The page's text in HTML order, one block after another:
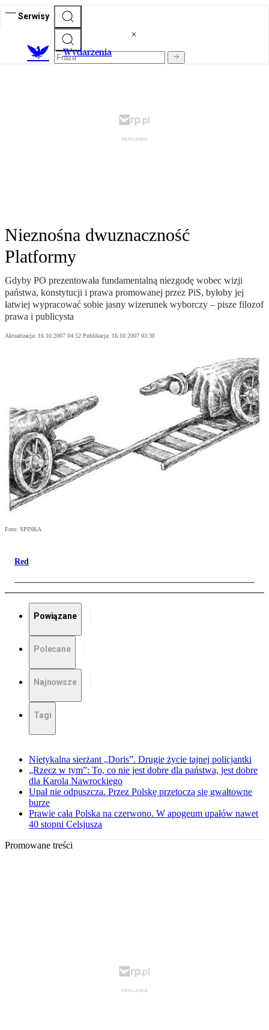
Serwisy
Wydarzenia
Nieznośna dwuznaczność
Platformy
Gdyby PO prezentowała fundamentalną niezgodę wobec wizji
państwa, konstytucji i prawa promowanej przez PiS, byłoby jej
łatwiej wypracować sobie jasny wizerunek wyborczy – pisze filozof
prawa i publicysta
Aktualizacja: 16.10.2007 04:52 Publikacja: 16.10.2007 03:30
Foto: SPINKA
Red
Powiązane
Polecane
Najnowsze
Tagi
Nietykalna sierżant „Doris”. Drugie życie tajnej policjantki
„Rzecz w tym”: To, co nie jest dobre dla państwa, jest dobre
dla Karola Nawrockiego
Upał nie odpuszcza. Przez Polskę przetoczą się gwałtowne
burze
Prawie cała Polska na czerwono. W apogeum upałów nawet
40 stopni Celsjusza
Promowane treści